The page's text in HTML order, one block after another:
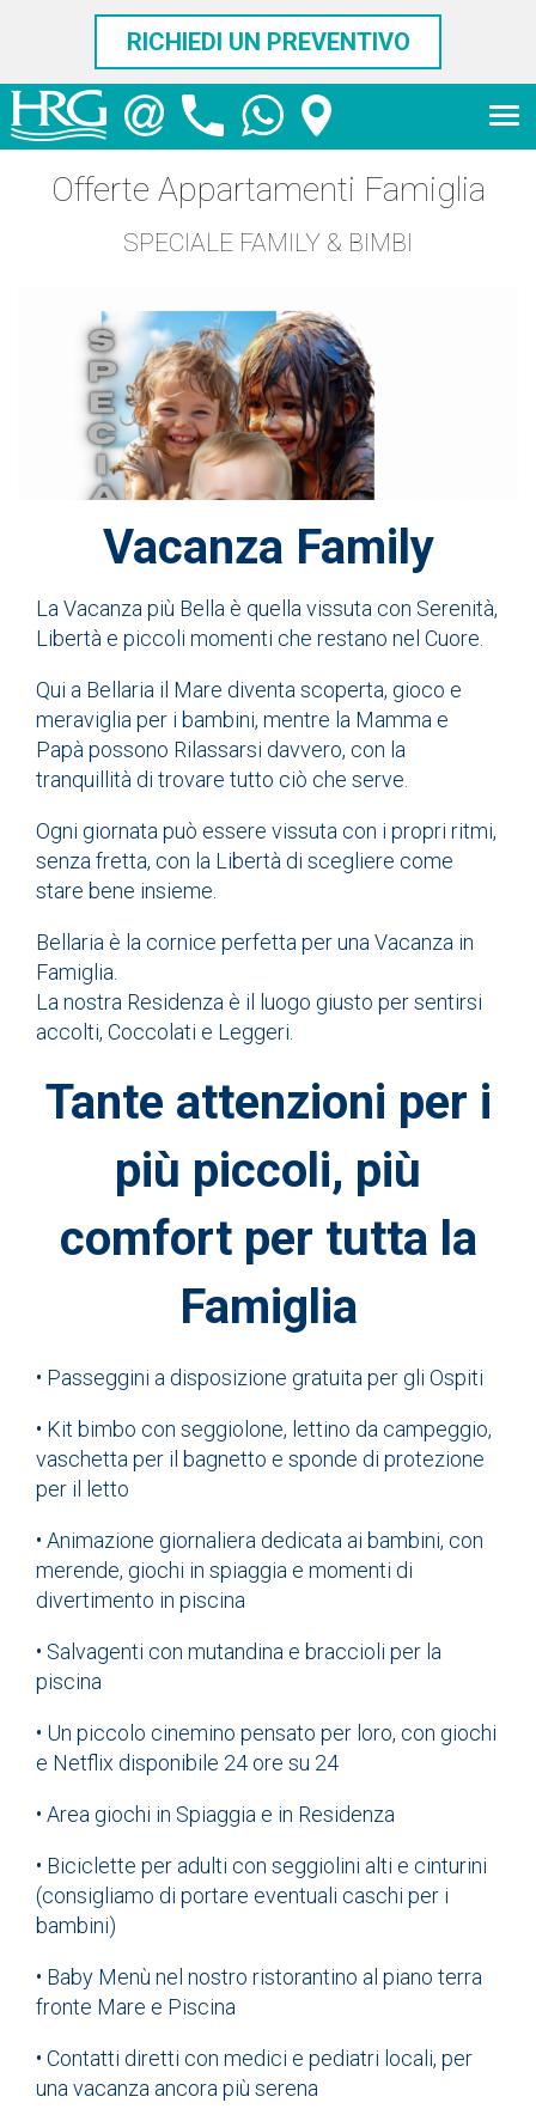
RICHIEDI UN PREVENTIVO
Offerte Appartamenti Famiglia
SPECIALE FAMILY & BIMBI
Vacanza Family
La Vacanza più Bella è quella vissuta con Serenità,
Libertà e piccoli momenti che restano nel Cuore.
Qui a Bellaria il Mare diventa scoperta, gioco e
meraviglia per i bambini, mentre la Mamma e
Papà possono Rilassarsi davvero, con la
tranquillità di trovare tutto ciò che serve.
Ogni giornata può essere vissuta con i propri ritmi,
senza fretta, con la Libertà di scegliere come
stare bene insieme.
Bellaria è la cornice perfetta per una Vacanza in
Famiglia.
La nostra Residenza è il luogo giusto per sentirsi
accolti, Coccolati e Leggeri.
Tante attenzioni per i
più piccoli, più
comfort per tutta la
Famiglia
• Passeggini a disposizione gratuita per gli Ospiti
• Kit bimbo con seggiolone, lettino da campeggio,
vaschetta per il bagnetto e sponde di protezione
per il letto
• Animazione giornaliera dedicata ai bambini, con
merende, giochi in spiaggia e momenti di
divertimento in piscina
• Salvagenti con mutandina e braccioli per la
piscina
• Un piccolo cinemino pensato per loro, con giochi
e Netflix disponibile 24 ore su 24
• Area giochi in Spiaggia e in Residenza
• Biciclette per adulti con seggiolini alti e cinturini
(consigliamo di portare eventuali caschi per i
bambini)
• Baby Menù nel nostro ristorantino al piano terra
fronte Mare e Piscina
• Contatti diretti con medici e pediatri locali, per
una vacanza ancora più serena